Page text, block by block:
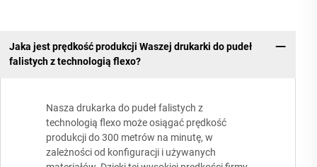
Jaka jest prędkość produkcji Waszej drukarki do pudeł
falistych z technologią flexo?
Nasza drukarka do pudeł falistych z
technologią flexo może osiągać prędkość
produkcji do 300 metrów na minutę, w
zależności od konfiguracji i używanych